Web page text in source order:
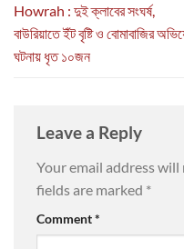
Howrah : দুই ক্লাবের সংঘর্ষ,
বাউরিয়াতে ইঁট বৃষ্টি ও বোমাবাজির
ঘটনায় ধৃত ১০জন
Leave a Reply
Your email address will
fields are marked *
Comment*